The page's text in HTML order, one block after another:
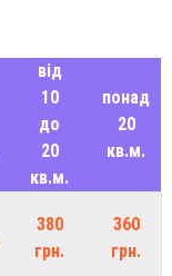
від
10
до
20
кв.м.
понад
20
кв.м.
380
грн.
360
грн.